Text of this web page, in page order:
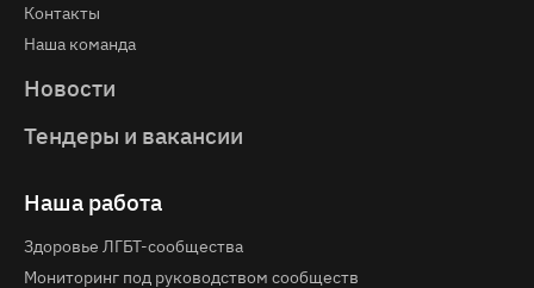
Контакты
Наша команда
Новости
Тендеры и вакансии
Наша работа
Здоровье ЛГБТ-сообщества
Мониторинг под руководством сообществ